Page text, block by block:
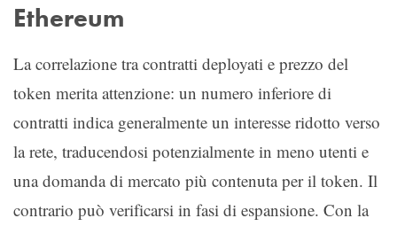
Ethereum
La correlazione tra contratti deployati e prezzo del
token merita attenzione: un numero inferiore di
contratti indica generalmente un interesse ridotto verso
la rete, traducendosi potenzialmente in meno utenti e
una domanda di mercato più contenuta per il token. Il
contrario può verificarsi in fasi di espansione. Con la